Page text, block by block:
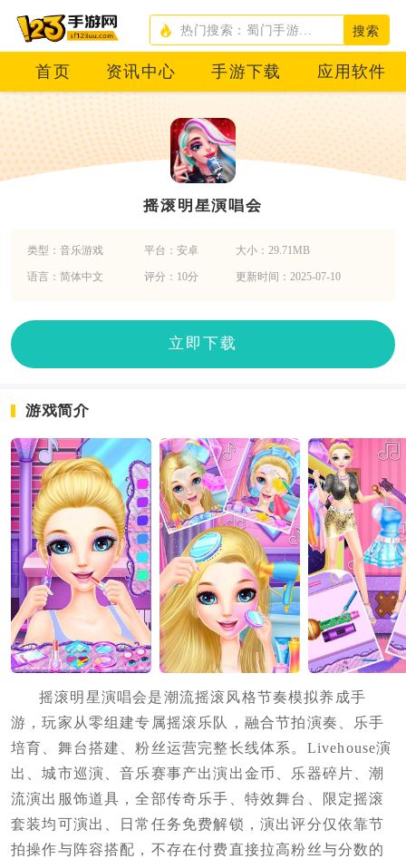
搜索
首页 资讯中心 手游下载 应用软件
摇滚明星演唱会
类型：音乐游戏 平台：安卓 大小：29.71MB
语言：简体中文 评分：10分 更新时间：2025-07-10
立即下载
游戏简介
摇滚明星演唱会是潮流摇滚风格节奏模拟养成手
游，玩家从零组建专属摇滚乐队，融合节拍演奏、乐手
培育、舞台搭建、粉丝运营完整长线体系。Livehouse演
出、城市巡演、音乐赛事产出演出金币、乐器碎片、潮
流演出服饰道具，全部传奇乐手、特效舞台、限定摇滚
套装均可演出、日常任务免费解锁，演出评分仅依靠节
拍操作与阵容搭配，不存在付费直接拉高粉丝与分数的